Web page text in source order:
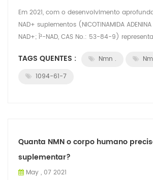
Em 2021, com o desenvolvimento
NAD+ suplementos (NICOTINAMIDA ADENINA
NAD+; Î²-NAD, CAS No.: 53-84-9)
TAGS QUENTES : Nmn .
1094-61-7
Quanta NMN o corpo humano
suplementar?
May , 07 2021